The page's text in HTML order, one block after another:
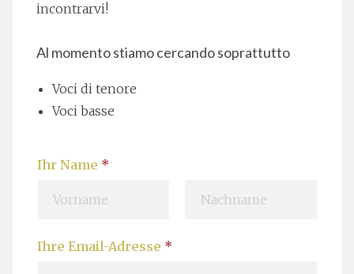
incontrarvi!
Al momento stiamo cercando soprattutto
Voci di tenore
Voci basse
Ihr Name *
o
Ihre Email-Adresse *